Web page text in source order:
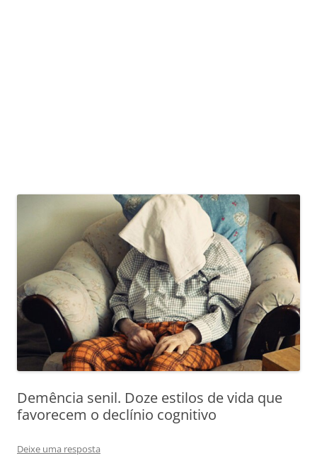
Demência senil. Doze estilos de vida que
favorecem o declínio cognitivo
Deixe uma resposta